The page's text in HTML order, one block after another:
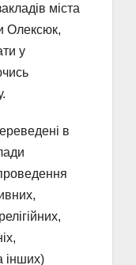
міста
Олексюк,
у
в
інших)